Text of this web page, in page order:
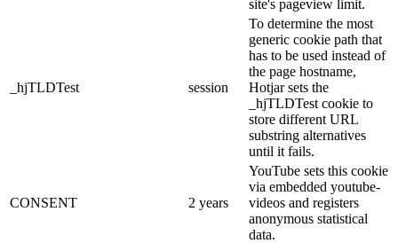
site's pageview limit.
_hjTLDTest session
To determine the most
generic cookie path that
has to be used instead of
the page hostname,
Hotjar sets the
_hjTLDTest cookie to
store different URL
substring alternatives
until it fails.
CONSENT 2 years
YouTube sets this cookie
via embedded youtube-
videos and registers
anonymous statistical
data.